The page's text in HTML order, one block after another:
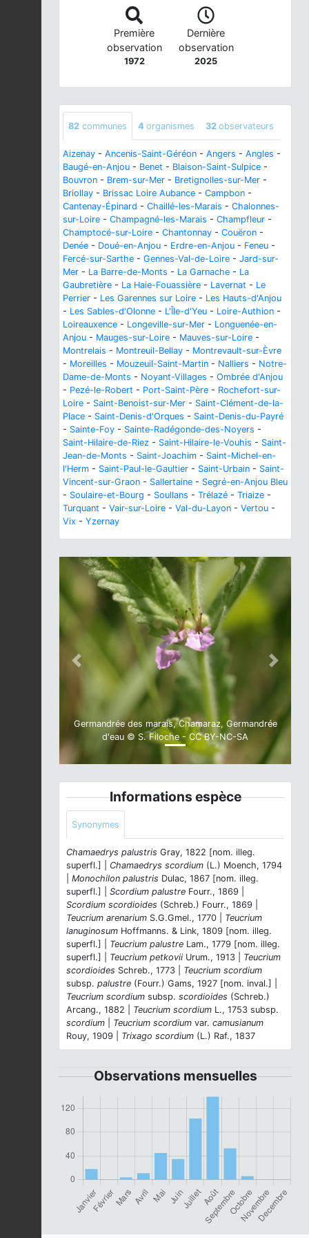
Première
observation
1972
Dernière
observation
2025
82 communes 4 organismes 32 observateurs
Aizenay - Ancenis-Saint-Géréon - Angers - Angles -
Baugé-en-Anjou - Benet - Blaison-Saint-Sulpice -
Bouvron - Brem-sur-Mer - Bretignolles-sur-Mer -
Briollay - Brissac Loire Aubance - Campbon -
Cantenay-Épinard - Chaillé-les-Marais - Chalonnes-
sur-Loire - Champagné-les-Marais - Champfleur -
Champtocé-sur-Loire - Chantonnay - Couëron -
Denée - Doué-en-Anjou - Erdre-en-Anjou - Feneu -
Fercé-sur-Sarthe - Gennes-Val-de-Loire - Jard-sur-
Mer - La Barre-de-Monts - La Garnache - La
Gaubretière - La Haie-Fouassière - Lavernat - Le
Perrier - Les Garennes sur Loire - Les Hauts-d'Anjou
- Les Sables-d'Olonne - L'Île-d'Yeu - Loire-Authion -
Loireauxence - Longeville-sur-Mer - Longuenée-en-
Anjou - Mauges-sur-Loire - Mauves-sur-Loire -
Montrelais - Montreuil-Bellay - Montrevault-sur-Èvre
- Moreilles - Mouzeuil-Saint-Martin - Nalliers - Notre-
Dame-de-Monts - Noyant-Villages - Ombrée d'Anjou
- Pezé-le-Robert - Port-Saint-Père - Rochefort-sur-
Loire - Saint-Benoist-sur-Mer - Saint-Clément-de-la-
Place - Saint-Denis-d'Orques - Saint-Denis-du-Payré
- Sainte-Foy - Sainte-Radégonde-des-Noyers -
Saint-Hilaire-de-Riez - Saint-Hilaire-le-Vouhis - Saint-
Jean-de-Monts - Saint-Joachim - Saint-Michel-en-
l'Herm - Saint-Paul-le-Gaultier - Saint-Urbain - Saint-
Vincent-sur-Graon - Sallertaine - Segré-en-Anjou Bleu
- Soulaire-et-Bourg - Soullans - Trélazé - Triaize -
Turquant - Vair-sur-Loire - Val-du-Layon - Vertou -
Vix - Yzernay
Germandrée des marais, Chamaraz, Germandrée
d'eau © S. Filoche - CC BY-NC-SA
Previous Next
Informations espèce
Synonymes
Chamaedrys palustris Gray, 1822 [nom. illeg.
superfl.] | Chamaedrys scordium (L.) Moench, 1794
Monochilon palustris Dulac, 1867 [nom. illeg.
superfl.] | Scordium palustre Fourr., 1869 |
Scordium scordioides (Schreb.) Fourr., 1869 |
Teucrium arenarium S.G.Gmel., 1770 | Teucrium
lanuginosum Hoffmanns. & Link, 1809 [nom. illeg.
superfl.] | Teucrium palustre Lam., 1779 [nom. illeg.
superfl.] | Teucrium petkovii Urum., 1913 | Teucrium
scordioides Schreb., 1773 | Teucrium scordium
subsp. palustre (Fourr.) Gams, 1927 [nom. inval.] |
Teucrium scordium subsp. scordioides (Schreb.)
Arcang., 1882 | Teucrium scordium L., 1753 subsp.
scordium
Teucrium scordium var. camusianum
Rouy, 1909 | Trixago scordium (L.) Raf., 1837
Observations mensuelles